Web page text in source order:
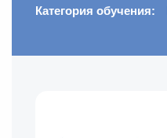
Категория обучения: